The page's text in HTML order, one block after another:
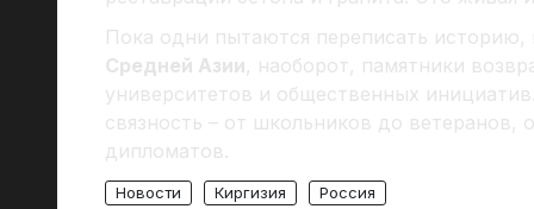
Пока одни пытаются переписать историю,
Средней Азии, наоборот, памятники
университетов и общественных
связность – от школьников до ветеранов,
дипломатов.
Новости Киргизия Россия